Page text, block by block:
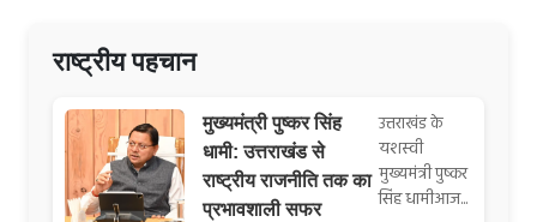
राष्ट्रीय पहचान
मुख्यमंत्री पुष्कर सिंह
धामी: उत्तराखंड से
राष्ट्रीय राजनीति तक का
प्रभावशाली सफर
उत्तराखंड के
यशस्वी
मुख्यमंत्री पुष्कर
सिंह धामीआज...